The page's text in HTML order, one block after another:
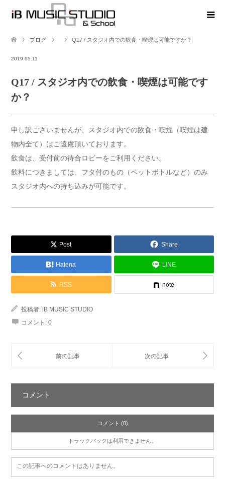
ブログ Q17 / スタジオ内での飲食・喫煙は可能ですか？
2019.05.11
Q17 / スタジオ内での飲食・喫煙は可能です
か？
申し訳ございませんが、スタジオ内での飲食・喫煙（喫煙は建
物内全て）はご遠慮頂いております。
飲食は、受付前の待合ロビーをご利用ください。
飲料につきましては、フタ付のもの（ペットボトルなど）のみ
スタジオ内への持ち込みが可能です。
Post Share
Hatena LINE
RSS note
投稿者: iB MUSIC STUDIO
コメント: 0
コメント
コメント (0)
トラックバックは利用できません。
この記事へのコメントはありません。